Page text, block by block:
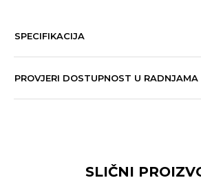
SPECIFIKACIJA
PROVJERI DOSTUPNOST U RADNJAMA
SLIČNI